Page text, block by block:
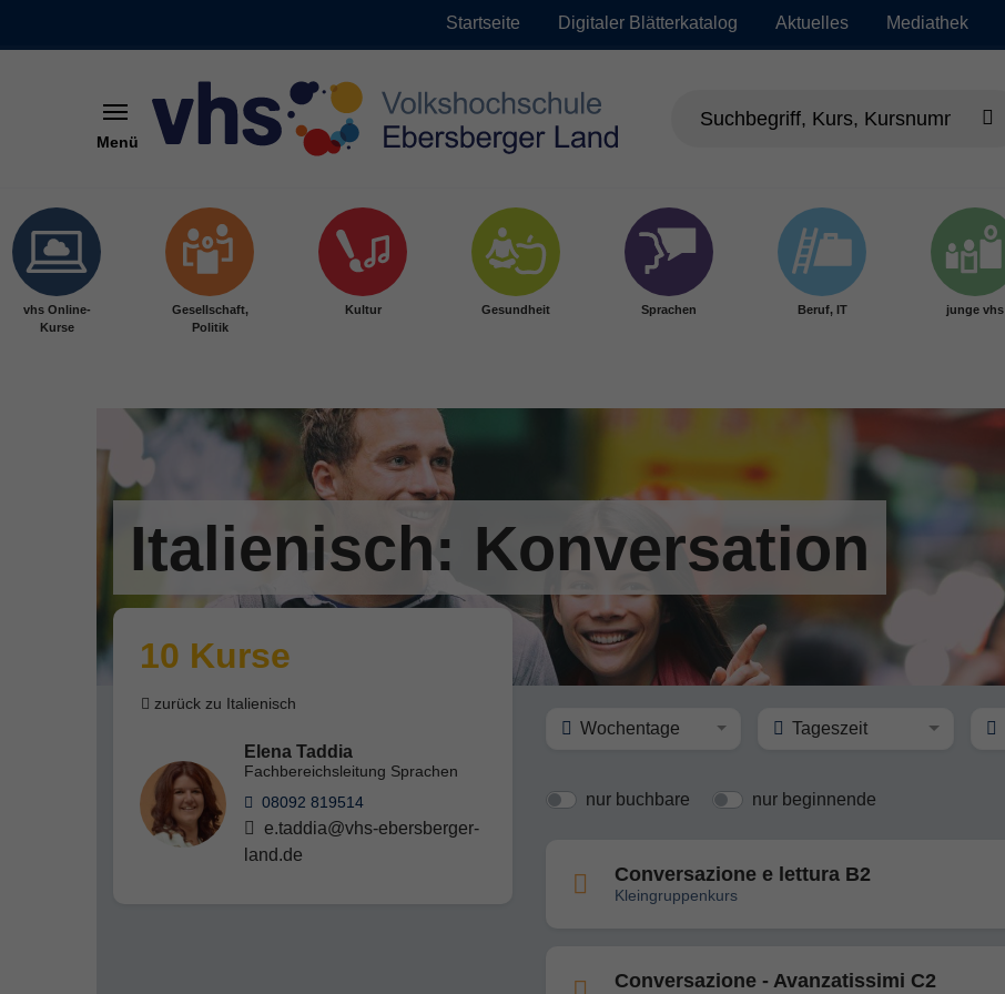
Startseite Digitaler Blätterkatalog Aktuelles Mediathek
Menü
vhs Online-
Kurse
Gesellschaft,
Politik
Kultur Gesundheit Sprachen Beruf, IT junge vhs
Italienisch: Konversation
10 Kurse
zurück zu Italienisch
Elena Taddia
Fachbereichsleitung Sprachen
08092 819514
e.taddia@vhs-ebersberger-
land.de
Wochentage Tageszeit
nur buchbare nur beginnende
Conversazione e lettura B2
Kleingruppenkurs
Conversazione - Avanzatissimi C2